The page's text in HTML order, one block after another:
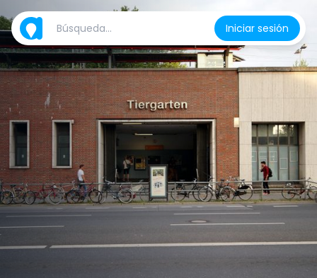
Iniciar sesión